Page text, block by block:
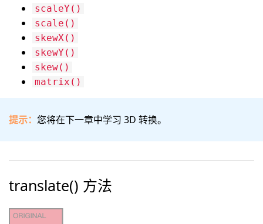
scaleY()
scale()
skewX()
skewY()
skew()
matrix()
提示： 您将在下一章中学习 3D 转换。
translate() 方法